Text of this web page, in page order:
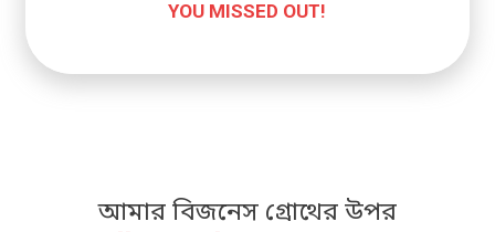
YOU MISSED OUT!
আমার বিজনেস গ্রোথের উপর